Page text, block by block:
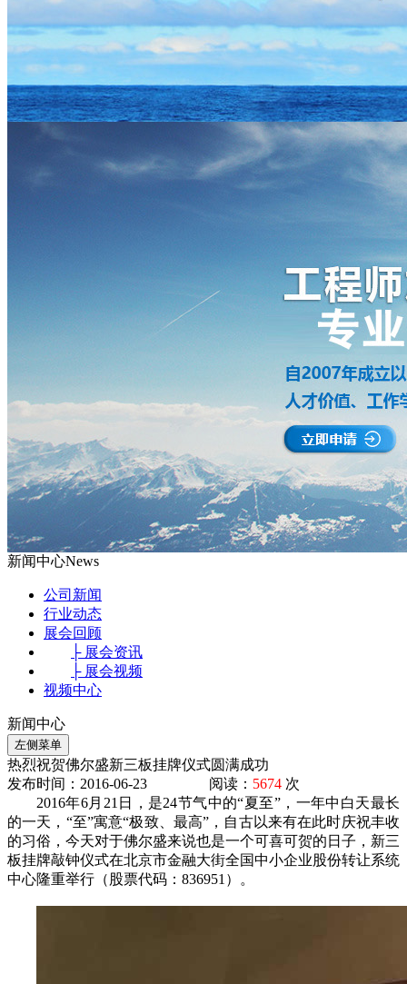
新闻中心News
公司新闻
行业动态
展会回顾
├ 展会资讯
├ 展会视频
视频中心
新闻中心
左侧菜单
热烈祝贺佛尔盛新三板挂牌仪式圆满成功
发布时间：2016-06-23 阅读： 5674 次
2016年6月21日，是24节气中的“夏至”，一年中白天最长
的一天，“至”寓意“极致、最高”，自古以来有在此时庆祝丰收
的习俗，今天对于佛尔盛来说也是一个可喜可贺的日子，新三
板挂牌敲钟仪式在北京市金融大街全国中小企业股份转让系统
中心隆重举行（股票代码：836951）。